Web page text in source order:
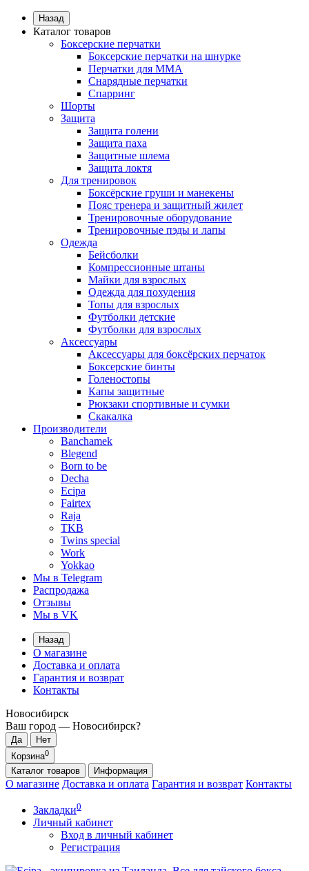
Назад
Каталог товаров
Боксерские перчатки
Боксерские перчатки на шнурке
Перчатки для ММА
Снарядные перчатки
Спарринг
Шорты
Защита
Защита голени
Защита паха
Защитные шлема
Защита локтя
Для тренировок
Боксёрские груши и манекены
Пояс тренера и защитный жилет
Тренировочные оборудование
Тренировочные пэды и лапы
Одежда
Бейсболки
Компрессионные штаны
Майки для взрослых
Одежда для похудения
Топы для взрослых
Футболки детские
Футболки для взрослых
Аксессуары
Аксессуары для боксёрских перчаток
Боксерские бинты
Голеностопы
Капы защитные
Рюкзаки спортивные и сумки
Скакалка
Производители
Banchamek
Blegend
Born to be
Decha
Ecipa
Fairtex
Raja
TKB
Twins special
Work
Yokkao
Мы в Telegram
Распродажа
Отзывы
Мы в VK
Назад
О магазине
Доставка и оплата
Гарантия и возврат
Контакты
Новосибирск
Ваш город — Новосибирск?
Корзина0
Каталог товаров Информация
О магазине Доставка и оплата Гарантия и возврат Контакты
Закладки0
Личный кабинет
Вход в личный кабинет
Регистрация